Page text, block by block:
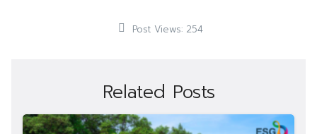
Post Views: 254
Related Posts